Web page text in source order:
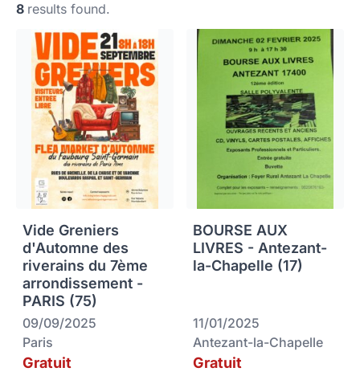
8 results found.
Vide Greniers
d'Automne des
riverains du 7ème
arrondissement -
PARIS (75)
09/09/2025
Paris
Gratuit
BOURSE AUX
LIVRES - Antezant-
la-Chapelle (17)
11/01/2025
Antezant-la-Chapelle
Gratuit